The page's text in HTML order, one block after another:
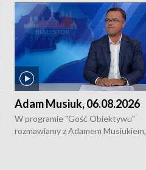
Adam Musiuk, 06.08.2026
W programie "Gość Obiektywu"
rozmawiamy z Adamem Musiukiem,